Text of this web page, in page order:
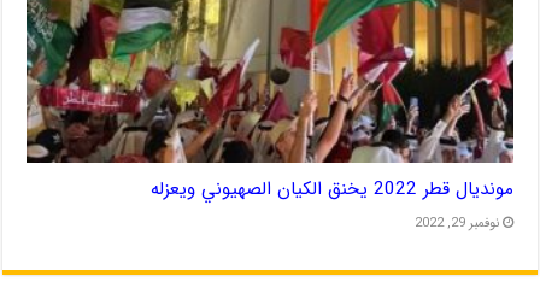
مونديال قطر 2022 يخنق الكيان الصهيوني ويعزله
نوفمبر 29, 2022